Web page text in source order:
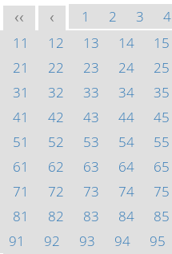
<< < 1 2 3 4
11
12 13 14 15
21
22 23 24 25
31
32 33 34 35
41
42 43 44 45
51
52 53 54 55
61
62 63 64 65
71
72 73 74 75
81
82 83 84 85
91
92 93 94 95